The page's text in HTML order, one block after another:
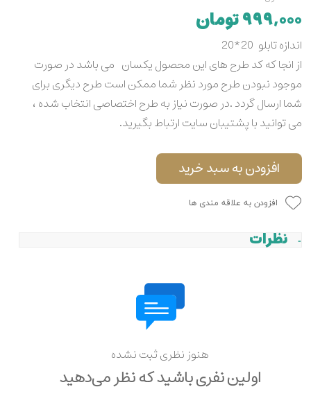
۹۹۹,۰۰۰ تومان
اندازه تابلو 20*20
از انجا که کد طرح های این محصول یکسان می باشد در صورت
موجود نبودن طرح مورد نظر شما ممکن است طرح دیگری برای
شما ارسال گردد .در صورت نیاز به طرح اختصاصی انتخاب شده ،
می توانید با پشتیبان سایت ارتباط بگیرید.
افزودن به سبد خرید
افزودن به علاقه مندی ها
نظرات
هنوز نظری ثبت نشده
اولین نفری باشید که نظر می‌دهید